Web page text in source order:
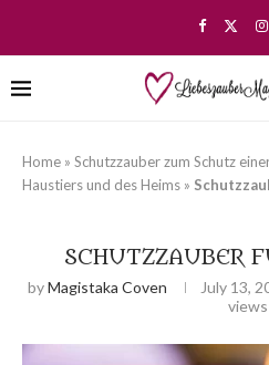
Home » Schutzzauber zum Schutz
Haustiers und des Heims »
SCHUTZZAUBER
byMagistaka Coven July 13,
views